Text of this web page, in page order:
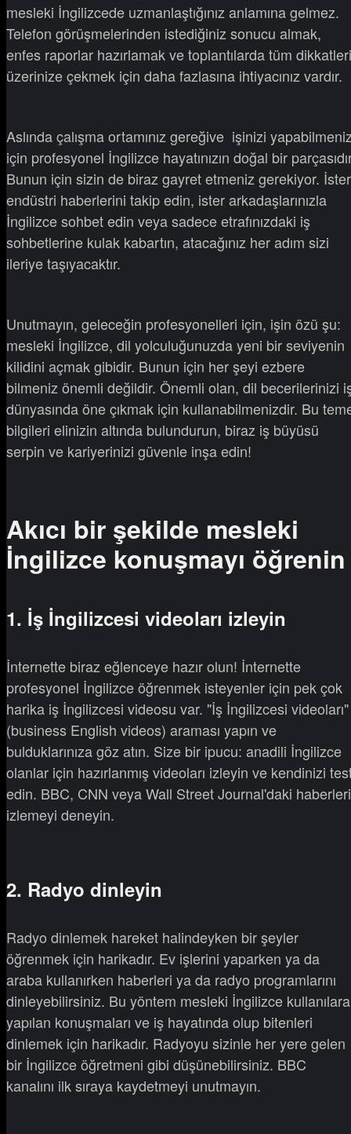
mesleki İngilizcede uzmanlaştığınız anlamına gelmez.
Telefon görüşmelerinden istediğiniz sonucu almak,
enfes raporlar hazırlamak ve toplantılarda tüm dikkatleri
üzerinize çekmek için daha fazlasına ihtiyacınız vardır.
Aslında çalışma ortamınız gereğive işinizi
için profesyonel İngilizce hayatınızın doğal bir
Bunun için sizin de biraz gayret etmeniz gerekiyor. İster
endüstri haberlerini takip edin, ister arkadaşlarınızla
İngilizce sohbet edin veya sadece etrafınızdaki iş
sohbetlerine kulak kabartın, atacağınız her adım sizi
ileriye taşıyacaktır.
Unutmayın, geleceğin profesyonelleri için, işin özü şu:
mesleki İngilizce, dil yolculuğunuzda yeni bir seviyenin
kilidini açmak gibidir. Bunun için her şeyi ezbere
bilmeniz önemli değildir. Önemli olan, dil becerilerinizi
dünyasında öne çıkmak için kullanabilmenizdir. Bu
bilgileri elinizin altında bulundurun, biraz iş büyüsü
serpin ve kariyerinizi güvenle inşa edin!
Akıcı bir şekilde mesleki
İngilizce konuşmayı öğrenin
1. İş İngilizcesi videoları izleyin
İnternette biraz eğlenceye hazır olun! İnternette
profesyonel İngilizce öğrenmek isteyenler için pek çok
harika iş İngilizcesi videosu var. "İş İngilizcesi videoları"
(business English videos) araması yapın ve
bulduklarınıza göz atın. Size bir ipucu: anadili İngilizce
olanlar için hazırlanmış videoları izleyin ve kendinizi
edin. BBC, CNN veya Wall Street Journal'daki haberleri
izlemeyi deneyin.
2. Radyo dinleyin
Radyo dinlemek hareket halindeyken bir şeyler
öğrenmek için harikadır. Ev işlerini yaparken ya da
araba kullanırken haberleri ya da radyo programlarını
dinleyebilirsiniz. Bu yöntem mesleki İngilizce
yapılan konuşmaları ve iş hayatında olup bitenleri
dinlemek için harikadır. Radyoyu sizinle her yere gelen
bir İngilizce öğretmeni gibi düşünebilirsiniz. BBC
kanalını ilk sıraya kaydetmeyi unutmayın.